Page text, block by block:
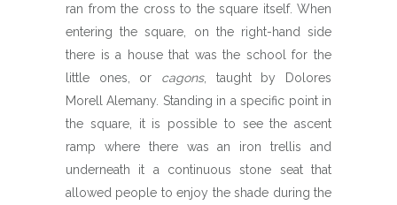
ran from the cross to the square itself. When
entering the square, on the right-hand side
there is a house that was the school for the
little ones, or cagons, taught by Dolores
Morell Alemany. Standing in a specific point in
the square, it is possible to see the ascent
ramp where there was an iron trellis and
underneath it a continuous stone seat that
allowed people to enjoy the shade during the